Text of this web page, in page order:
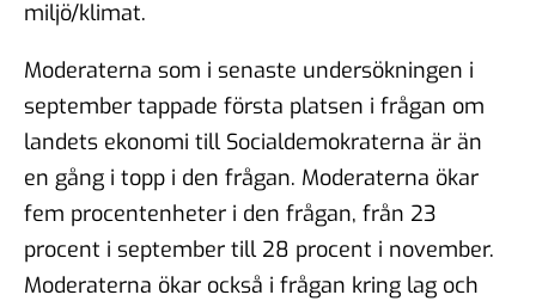
miljö/klimat.
Moderaterna som i senaste undersökningen i
september tappade första platsen i frågan om
landets ekonomi till Socialdemokraterna är än
en gång i topp i den frågan. Moderaterna ökar
fem procentenheter i den frågan, från 23
procent i september till 28 procent i november.
Moderaterna ökar också i frågan kring lag och